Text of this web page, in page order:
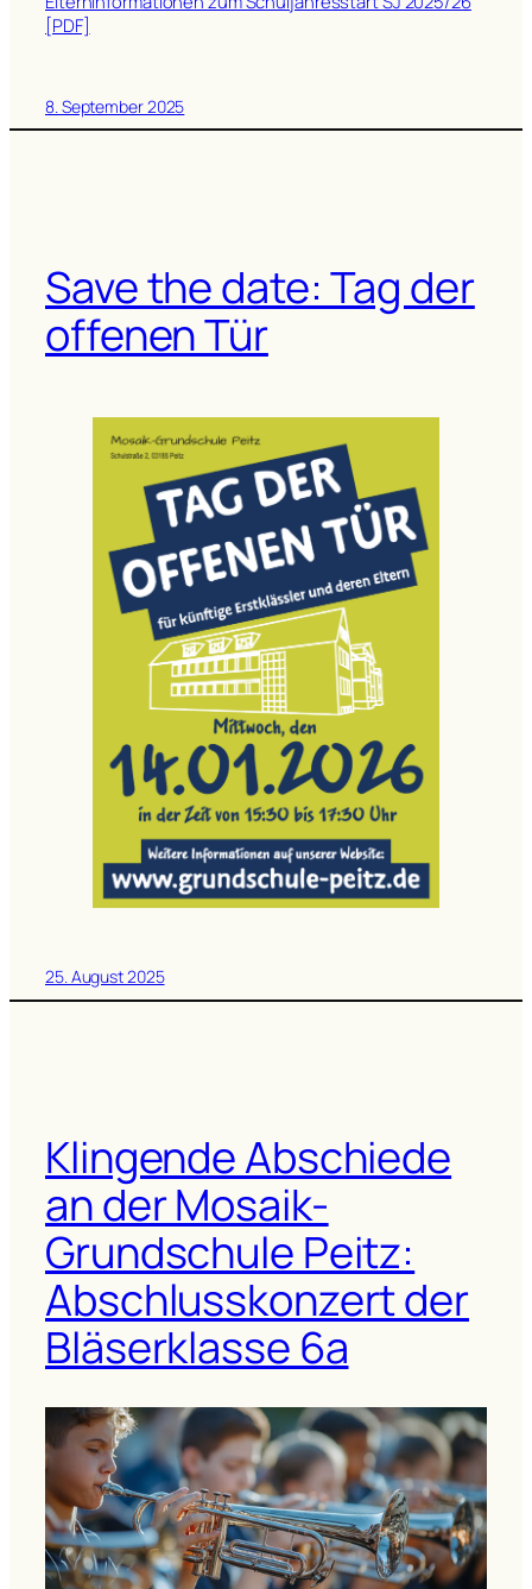
[PDF]
8. September 2025
Save the date: Tag der
offenen Tür
25. August 2025
Klingende Abschiede
an der Mosaik-
Grundschule Peitz:
Abschlusskonzert der
Bläserklasse 6a